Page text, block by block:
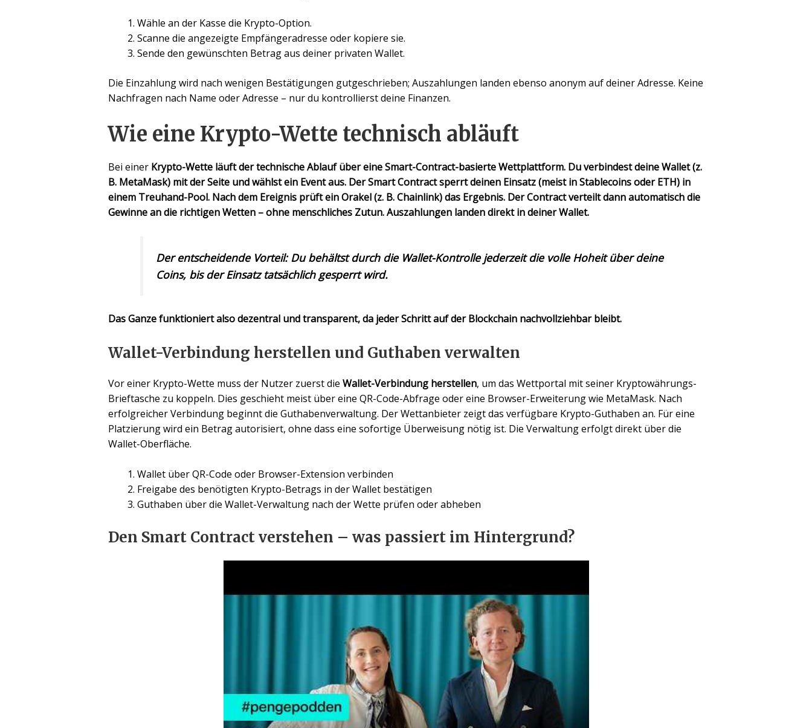
Wähle an der Kasse die Krypto-Option.
Scanne die angezeigte Empfängeradresse oder kopiere sie.
Sende den gewünschten Betrag aus deiner privaten Wallet.
Die Einzahlung wird nach wenigen Bestätigungen gutgeschrieben; Auszahlungen landen ebenso anonym auf deiner Adresse. Keine
Nachfragen nach Name oder Adresse – nur du kontrollierst deine Finanzen.
Wie eine Krypto-Wette technisch abläuft
Bei einer Krypto-Wette läuft der technische Ablauf über eine Smart-Contract-basierte Wettplattform. Du verbindest deine Wallet (z.
B. MetaMask) mit der Seite und wählst ein Event aus. Der Smart Contract sperrt deinen Einsatz (meist in Stablecoins oder ETH) in
einem Treuhand-Pool. Nach dem Ereignis prüft ein Orakel (z. B. Chainlink) das Ergebnis. Der Contract verteilt dann automatisch die
Gewinne an die richtigen Wetten – ohne menschliches Zutun. Auszahlungen landen direkt in deiner Wallet.
Der entscheidende Vorteil: Du behältst durch die Wallet-Kontrolle jederzeit die volle Hoheit über deine
Coins, bis der Einsatz tatsächlich gesperrt wird.
Das Ganze funktioniert also dezentral und transparent, da jeder Schritt auf der Blockchain nachvollziehbar bleibt.
Wallet-Verbindung herstellen und Guthaben verwalten
Vor einer Krypto-Wette muss der Nutzer zuerst die Wallet-Verbindung herstellen, um das Wettportal mit seiner Kryptowährungs-
Brieftasche zu koppeln. Dies geschieht meist über eine QR-Code-Abfrage oder eine Browser-Erweiterung wie MetaMask. Nach
erfolgreicher Verbindung beginnt die Guthabenverwaltung. Der Wettanbieter zeigt das verfügbare Krypto-Guthaben an. Für eine
Platzierung wird ein Betrag autorisiert, ohne dass eine sofortige Überweisung nötig ist. Die Verwaltung erfolgt direkt über die
Wallet-Oberfläche.
Wallet über QR-Code oder Browser-Extension verbinden
Freigabe des benötigten Krypto-Betrags in der Wallet bestätigen
Guthaben über die Wallet-Verwaltung nach der Wette prüfen oder abheben
Den Smart Contract verstehen – was passiert im Hintergrund?